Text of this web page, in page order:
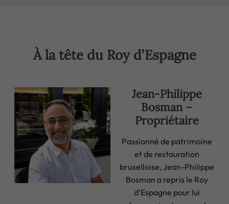
À la tête du Roy d’Espagne
Jean-Philippe
Bosman –
Propriétaire
Passionné de patrimoine
et de restauration
bruxelloise, Jean-Philippe
Bosman a repris le Roy
d’Espagne pour lui